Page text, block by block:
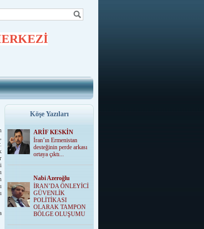
Köşe Yazıları
ARİF KESKİN
İran’ın Ermenistan
desteğinin perde arkası
ortaya çıktı...
Nabi Azeroğlu
İRAN’DA ÖNLEYİCİ
GÜVENLİK
POLİTİKASI
OLARAK TAMPON
BÖLGE OLUŞUMU